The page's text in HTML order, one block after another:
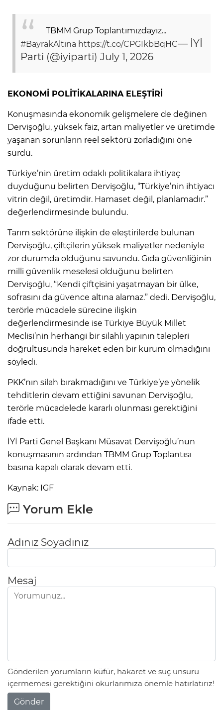
TBMM Grup Toplantımızdayız...
#BayrakAltına https://t.co/CPGIkbBqHC— İYİ
Parti (@iyiparti) July 1, 2026
EKONOMİ POLİTİKALARINA ELEŞTİRİ
Konuşmasında ekonomik gelişmelere de değinen
Dervişoğlu, yüksek faiz, artan maliyetler ve üretimde
yaşanan sorunların reel sektörü zorladığını öne
sürdü.
Türkiye’nin üretim odaklı politikalara ihtiyaç
duyduğunu belirten Dervişoğlu, “Türkiye’nin ihtiyacı
vitrin değil, üretimdir. Hamaset değil, planlamadır.”
değerlendirmesinde bulundu.
Tarım sektörüne ilişkin de eleştirilerde bulunan
Dervişoğlu, çiftçilerin yüksek maliyetler nedeniyle
zor durumda olduğunu savundu. Gıda güvenliğinin
milli güvenlik meselesi olduğunu belirten
Dervişoğlu, “Kendi çiftçisini yaşatmayan bir ülke,
sofrasını da güvence altına alamaz.” dedi. Dervişoğlu,
terörle mücadele sürecine ilişkin
değerlendirmesinde ise Türkiye Büyük Millet
Meclisi’nin herhangi bir silahlı yapının talepleri
doğrultusunda hareket eden bir kurum olmadığını
söyledi.
PKK’nın silah bırakmadığını ve Türkiye’ye yönelik
tehditlerin devam ettiğini savunan Dervişoğlu,
terörle mücadelede kararlı olunması gerektiğini
ifade etti.
İYİ Parti Genel Başkanı Müsavat Dervişoğlu’nun
konuşmasının ardından TBMM Grup Toplantısı
basına kapalı olarak devam etti.
Kaynak: IGF
Yorum Ekle
Adınız Soyadınız
Mesaj
Gönderilen yorumların küfür, hakaret ve suç unsuru
içermemesi gerektiğini okurlarımıza önemle hatırlatırız!
Gönder